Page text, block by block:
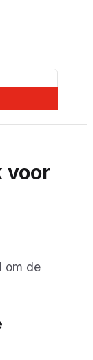
voor
om de